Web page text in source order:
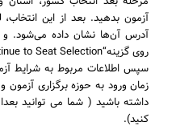
آزمون بدهید. بعد از این انتخاب،
آدرس آن‌ها نشان داده می‌شود. و
روی گزینه“Continue to Seat Selection” کلیک کنید.
سپس اطلاعات مربوط به شرایط
زمان ورود به حوزه برگزاری
داشته باشید ( شما می توانید بعدا
کنید).